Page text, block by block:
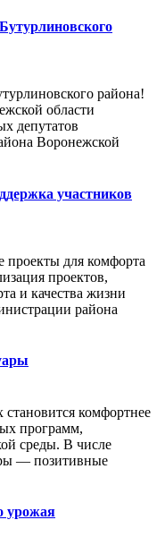
района!
области
депутатов
Воронежской
участников
проекты для комфорта
проектов,
и качества жизни
района
комфортнее
программ,
среды. В числе
— позитивные
урожая